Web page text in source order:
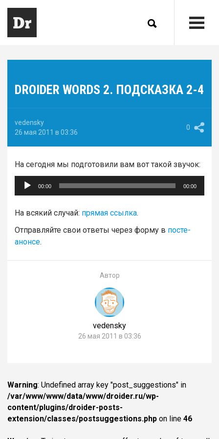
DROIDER WORDS 2. ПОДСКАЗКА 2-4
vedensky
26 мая 2011 в 03:36
0
На сегодня мы подготовили вам вот такой звучок:
Аудиоплеер
00:00 00:00
На всякий случай: прямая ссылка.
Отправляйте свои ответы через форму в посте-
анонсе.
Автор
vedensky
26 мая 2011 в 03:36
Warning: Undefined array key "post_suggestions" in
/var/www/www/data/www/droider.ru/wp-
content/plugins/droider-posts-
extension/classes/postsuggestions.php on line 46